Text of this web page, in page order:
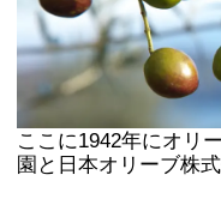
ここに1942年にオリ
園と日本オリーブ株